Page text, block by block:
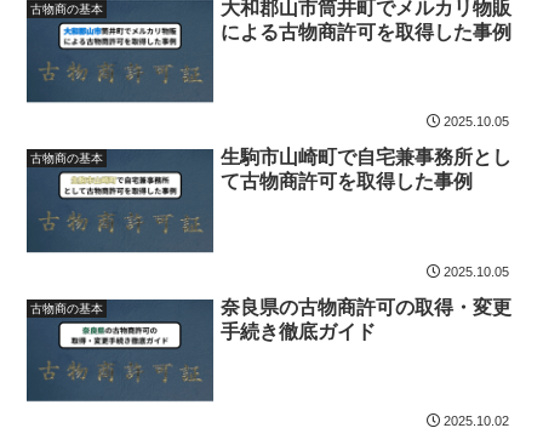
古物商の基本
大和郡山市筒井町でメルカリ物販
による古物商許可を取得した事例
2025.10.05
古物商の基本
生駒市山崎町で自宅兼事務所とし
て古物商許可を取得した事例
2025.10.05
古物商の基本
奈良県の古物商許可の取得・変更
手続き徹底ガイド
2025.10.02